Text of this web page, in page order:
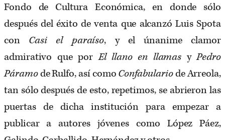
Fondo de Cultura Económica, en donde sólo
después del éxito de venta que alcanzó Luis Spota
con Casi el paraíso,
y el únanime clamor
admirativo que porEl llano en llamasyPedro
Páramode Rulfo, así comoConfabulariode Arreola,
tan sólo después de esto, repetimos, se abrieron las
puertas de dicha institución para empezar a
publicar a autores jóvenes como López Páez,